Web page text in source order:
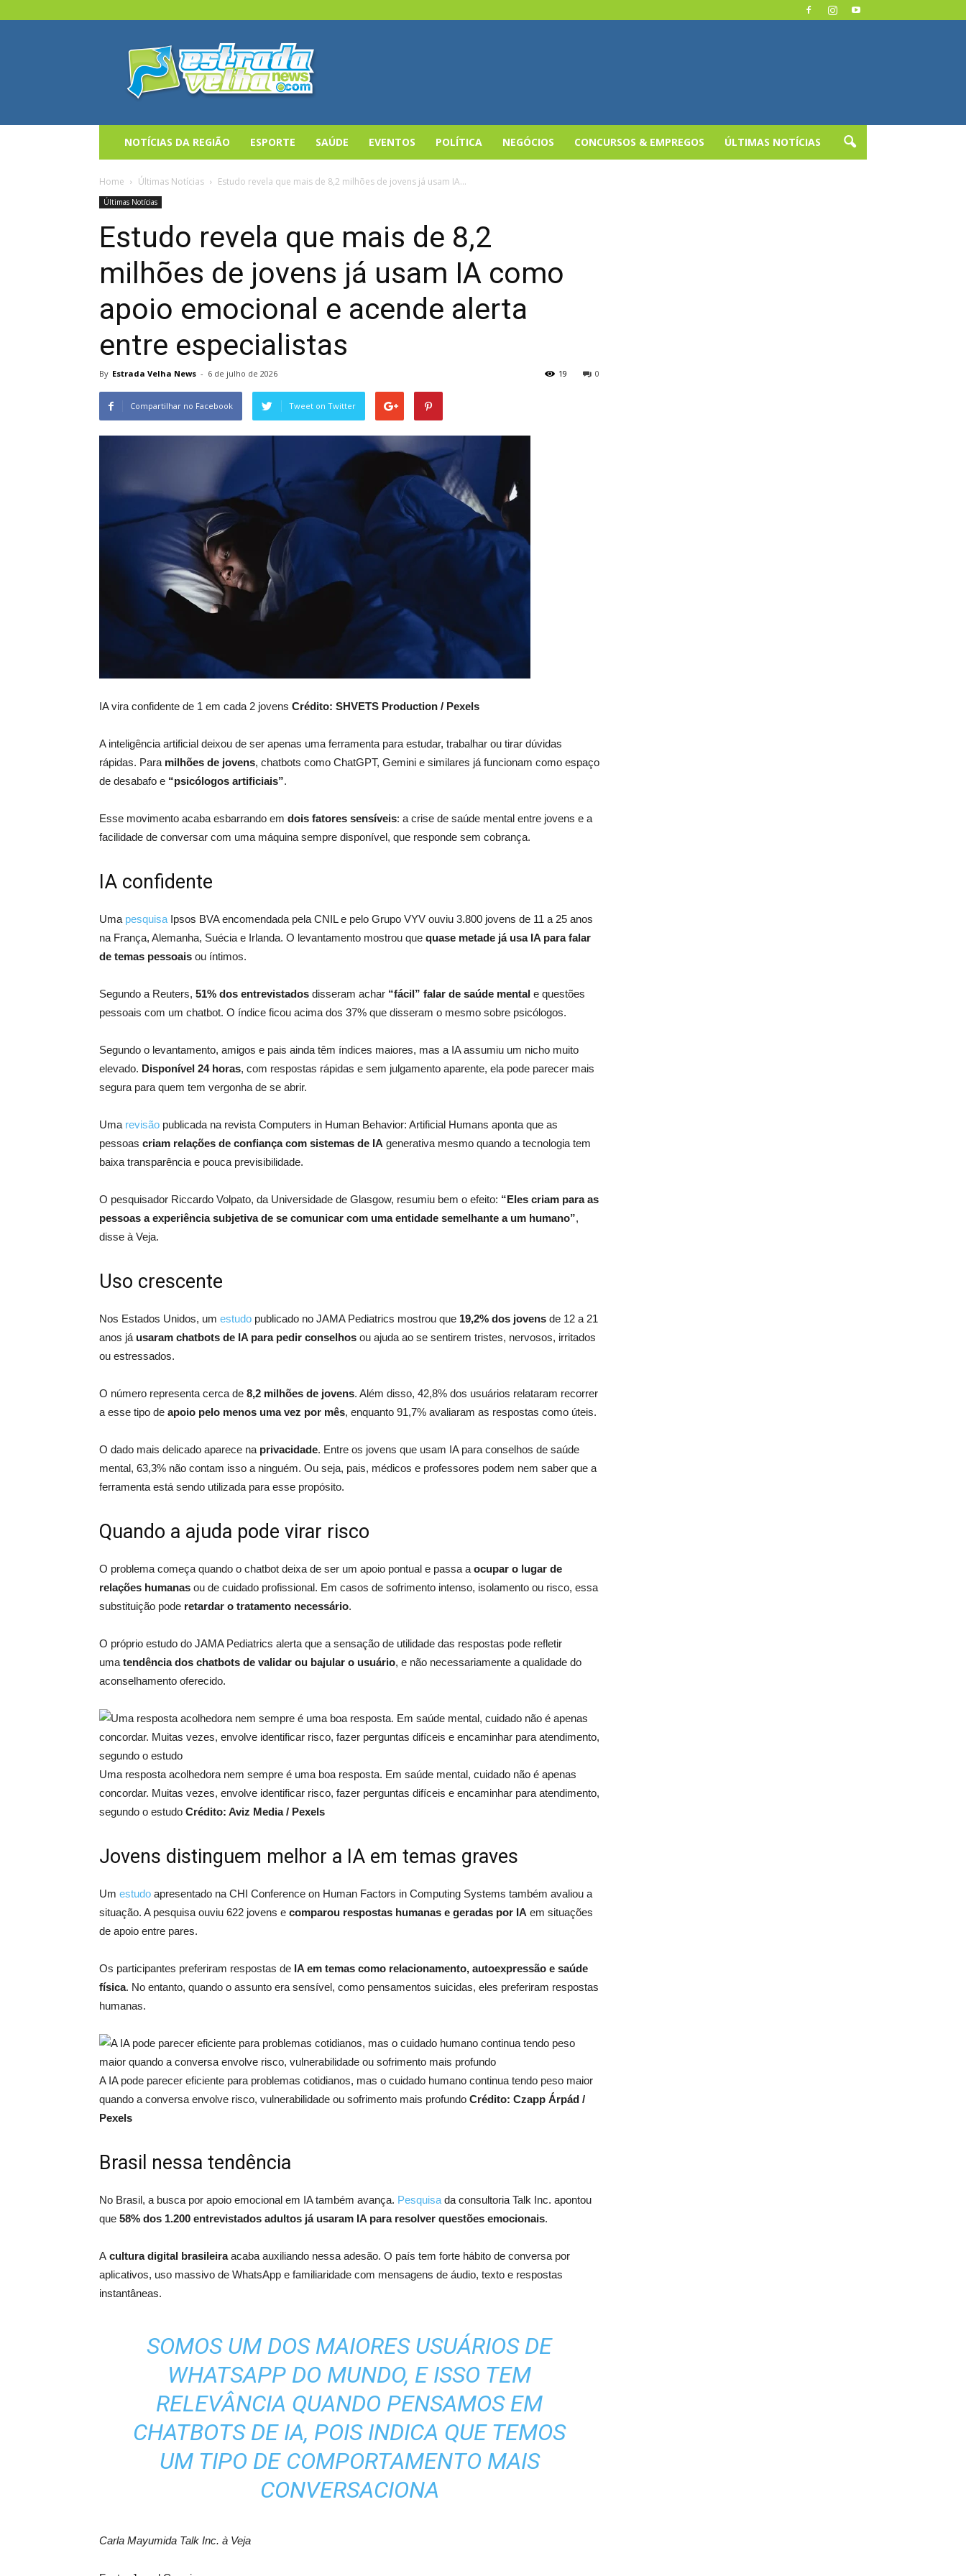
Estrada
Velha
News
NOTÍCIAS DA REGIÃO ESPORTE SAÚDE EVENTOS POLÍTICA NEGÓCIOS CONCURSOS & EMPREGOS ÚLTIMAS NOTÍCIAS
Home Últimas Notícias Estudo revela que mais de 8,2 milhões de jovens já usam IA...
Últimas Notícias
Estudo revela que mais de 8,2
milhões de jovens já usam IA como
apoio emocional e acende alerta
entre especialistas
By Estrada Velha News - 6 de julho de 2026 0
19
Compartilhar no Facebook Tweet on Twitter
IA vira confidente de 1 em cada 2 jovens Crédito: SHVETS Production / Pexels
A inteligência artificial deixou de ser apenas uma ferramenta para estudar, trabalhar ou tirar dúvidas
rápidas. Para milhões de jovens, chatbots como ChatGPT, Gemini e similares já funcionam como espaço
de desabafo e “psicólogos artificiais”.
Esse movimento acaba esbarrando em dois fatores sensíveis: a crise de saúde mental entre jovens e a
facilidade de conversar com uma máquina sempre disponível, que responde sem cobrança.
IA confidente
Uma pesquisa Ipsos BVA encomendada pela CNIL e pelo Grupo VYV ouviu 3.800 jovens de 11 a 25 anos
na França, Alemanha, Suécia e Irlanda. O levantamento mostrou que quase metade já usa IA para falar
de temas pessoais ou íntimos.
Segundo a Reuters, 51% dos entrevistados disseram achar “fácil” falar de saúde mental e questões
pessoais com um chatbot. O índice ficou acima dos 37% que disseram o mesmo sobre psicólogos.
Segundo o levantamento, amigos e pais ainda têm índices maiores, mas a IA assumiu um nicho muito
elevado. Disponível 24 horas, com respostas rápidas e sem julgamento aparente, ela pode parecer mais
segura para quem tem vergonha de se abrir.
Uma revisão publicada na revista Computers in Human Behavior: Artificial Humans aponta que as
pessoas criam relações de confiança com sistemas de IA generativa mesmo quando a tecnologia tem
baixa transparência e pouca previsibilidade.
O pesquisador Riccardo Volpato, da Universidade de Glasgow, resumiu bem o efeito: “Eles criam para as
pessoas a experiência subjetiva de se comunicar com uma entidade semelhante a um humano”,
disse à Veja.
Uso crescente
Nos Estados Unidos, um estudo publicado no JAMA Pediatrics mostrou que 19,2% dos jovens de 12 a 21
anos já usaram chatbots de IA para pedir conselhos ou ajuda ao se sentirem tristes, nervosos, irritados
ou estressados.
O número representa cerca de 8,2 milhões de jovens. Além disso, 42,8% dos usuários relataram recorrer
a esse tipo de apoio pelo menos uma vez por mês, enquanto 91,7% avaliaram as respostas como úteis.
O dado mais delicado aparece na privacidade. Entre os jovens que usam IA para conselhos de saúde
mental, 63,3% não contam isso a ninguém. Ou seja, pais, médicos e professores podem nem saber que a
ferramenta está sendo utilizada para esse propósito.
Quando a ajuda pode virar risco
O problema começa quando o chatbot deixa de ser um apoio pontual e passa a ocupar o lugar de
relações humanas ou de cuidado profissional. Em casos de sofrimento intenso, isolamento ou risco, essa
substituição pode retardar o tratamento necessário.
O próprio estudo do JAMA Pediatrics alerta que a sensação de utilidade das respostas pode refletir
uma tendência dos chatbots de validar ou bajular o usuário, e não necessariamente a qualidade do
aconselhamento oferecido.
Uma resposta acolhedora nem sempre é uma boa resposta. Em saúde mental, cuidado não é apenas
concordar. Muitas vezes, envolve identificar risco, fazer perguntas difíceis e encaminhar para atendimento,
segundo o estudo Crédito: Aviz Media / Pexels
Jovens distinguem melhor a IA em temas graves
Um estudo apresentado na CHI Conference on Human Factors in Computing Systems também avaliou a
situação. A pesquisa ouviu 622 jovens e comparou respostas humanas e geradas por IA em situações
de apoio entre pares.
Os participantes preferiram respostas de IA em temas como relacionamento, autoexpressão e saúde
física. No entanto, quando o assunto era sensível, como pensamentos suicidas, eles preferiram respostas
humanas.
A IA pode parecer eficiente para problemas cotidianos, mas o cuidado humano continua tendo peso maior
quando a conversa envolve risco, vulnerabilidade ou sofrimento mais profundo Crédito: Czapp Árpád /
Pexels
Brasil nessa tendência
No Brasil, a busca por apoio emocional em IA também avança. Pesquisa da consultoria Talk Inc. apontou
que 58% dos 1.200 entrevistados adultos já usaram IA para resolver questões emocionais.
A cultura digital brasileiraacaba auxiliando nessa adesão. O país tem forte hábito de conversa por
aplicativos, uso massivo de WhatsApp e familiaridade com mensagens de áudio, texto e respostas
instantâneas.
SOMOS UM DOS MAIORES USUÁRIOS DE
WHATSAPP DO MUNDO, E ISSO TEM
RELEVÂNCIA QUANDO PENSAMOS EM
CHATBOTS DE IA, POIS INDICA QUE TEMOS
UM TIPO DE COMPORTAMENTO MAIS
CONVERSACIONA
Carla Mayumida Talk Inc. à Veja